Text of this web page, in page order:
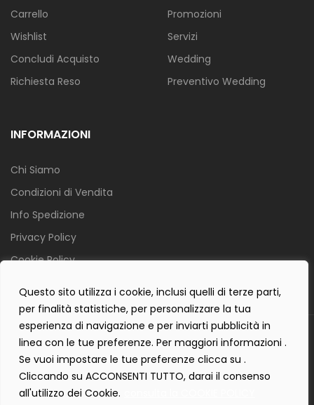
Questo sito utilizza i cookie, inclusi quelli di terze parti,
per finalità statistiche, per personalizzare la tua
esperienza di navigazione e per inviarti pubblicità in
linea con le tue preferenze. Per maggiori informazioni .
Se vuoi impostare le tue preferenze clicca su .
Cliccando su ACCONSENTI TUTTO, darai il consenso
all'utilizzo dei Cookie.
Carrello
Wishlist
Concludi Acquisto
Richiesta Reso
Promozioni
Servizi
Wedding
Preventivo Wedding
INFORMAZIONI
Chi Siamo
Condizioni di Vendita
Info Spedizione
Privacy Policy
Cookie Policy
Copyright 2019 © Tecnostudio di Martellini Nicoletta
Powered with